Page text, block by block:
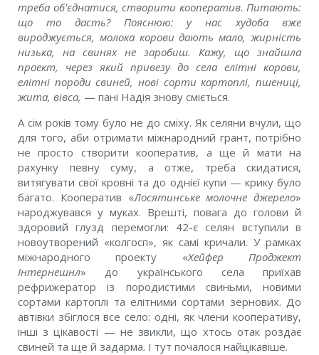
треба об’єднатися, створити кооператив. Питають:
що то дасть? Пояснюю: у нас худоба вже
вироджується, молока корови дають мало, жирність
низька, на свинях не заробиш. Кажу, що знайшла
проект, через який привезу до села елітні корови,
елітні породи свиней, нові сорти картоплі, пшениці,
жита, вівса, — пані Надія знову сміється.
А сім років тому було не до сміху. Як селяни вчули, що
для того, аби отримати міжнародний грант, потрібно
не просто створити кооператив, а ще й мати на
рахунку певну суму, а отже, треба скидатися,
витягувати свої кровні та до однієї купи — крику було
багато. Кооператив «Лосятинське молочне джерело»
народжувався у муках. Врешті, повага до голови й
здоровий глузд перемогли: 42-є селян вступили в
новоутворений «колгосп», як самі кричали. У рамках
міжнародного проекту «Хейфер Проджект
Інтернешнл» до українського села приїхав
рефрижератор із породистими свиньми, новими
сортами картоплі та елітними сортами зернових. До
автівки збіглося все село: одні, як члени кооперативу,
інші з цікавості — не звикли, що хтось отак роздає
свиней та ще й задарма. І тут почалося найцікавіше.